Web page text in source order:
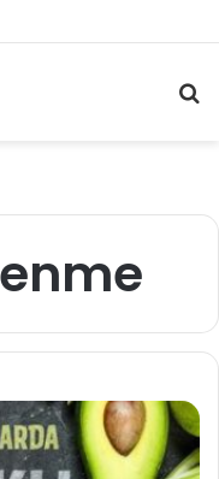
Önemli İpuçları